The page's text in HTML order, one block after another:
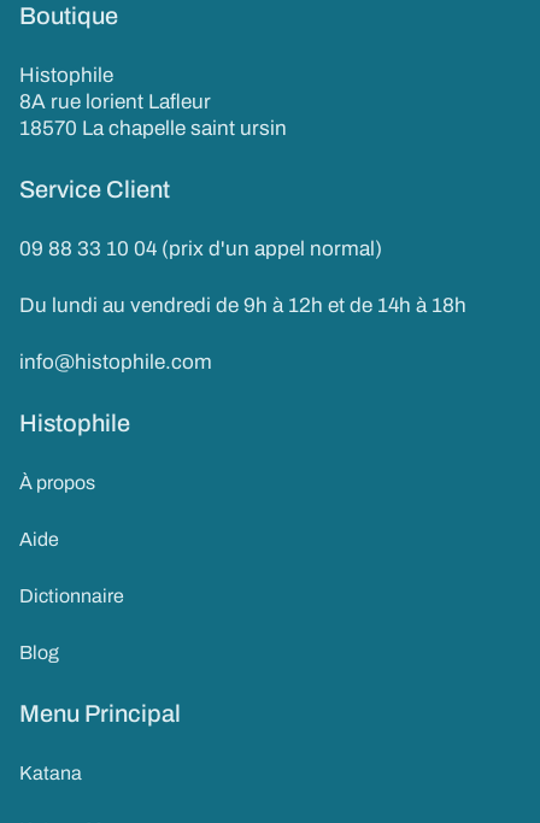
Boutique
Histophile
8A rue lorient Lafleur
18570 La chapelle saint ursin
Service Client
09 88 33 10 04 (prix d'un appel normal)
Du lundi au vendredi de 9h à 12h et de 14h à 18h
info@histophile.com
Histophile
À propos
Aide
Dictionnaire
Blog
Menu Principal
Katana